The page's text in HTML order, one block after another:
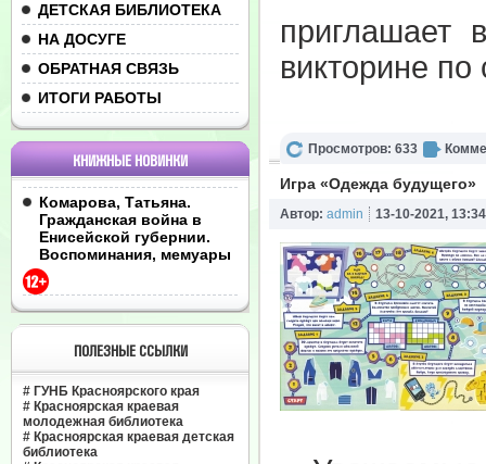
ДЕТСКАЯ БИБЛИОТЕКА
НА ДОСУГЕ
ОБРАТНАЯ СВЯЗЬ
ИТОГИ РАБОТЫ
КНИЖНЫЕ НОВИНКИ
Комарова, Татьяна.
Гражданская война в
Енисейской губернии.
Воспоминания, мемуары
ПОЛЕЗНЫЕ ССЫЛКИ
# ГУНБ Красноярского края
# Красноярская краевая
молодежная библиотека
# Красноярская краевая детская
библиотека
приглашает
викторине
Просмотров: 633
Игра «Одежда будущего»
Автор: admin 13-10-2021, 13:34